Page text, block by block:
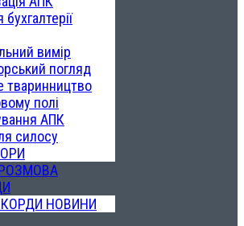
вимір
погляд
тваринництво
полі
АПК
силосу
НОВИНИ